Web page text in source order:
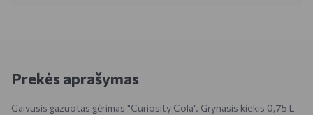
Prekės aprašymas
Gaivusis gazuotas gėrimas "Curiosity Cola". Grynasis kiekis 0,75 L